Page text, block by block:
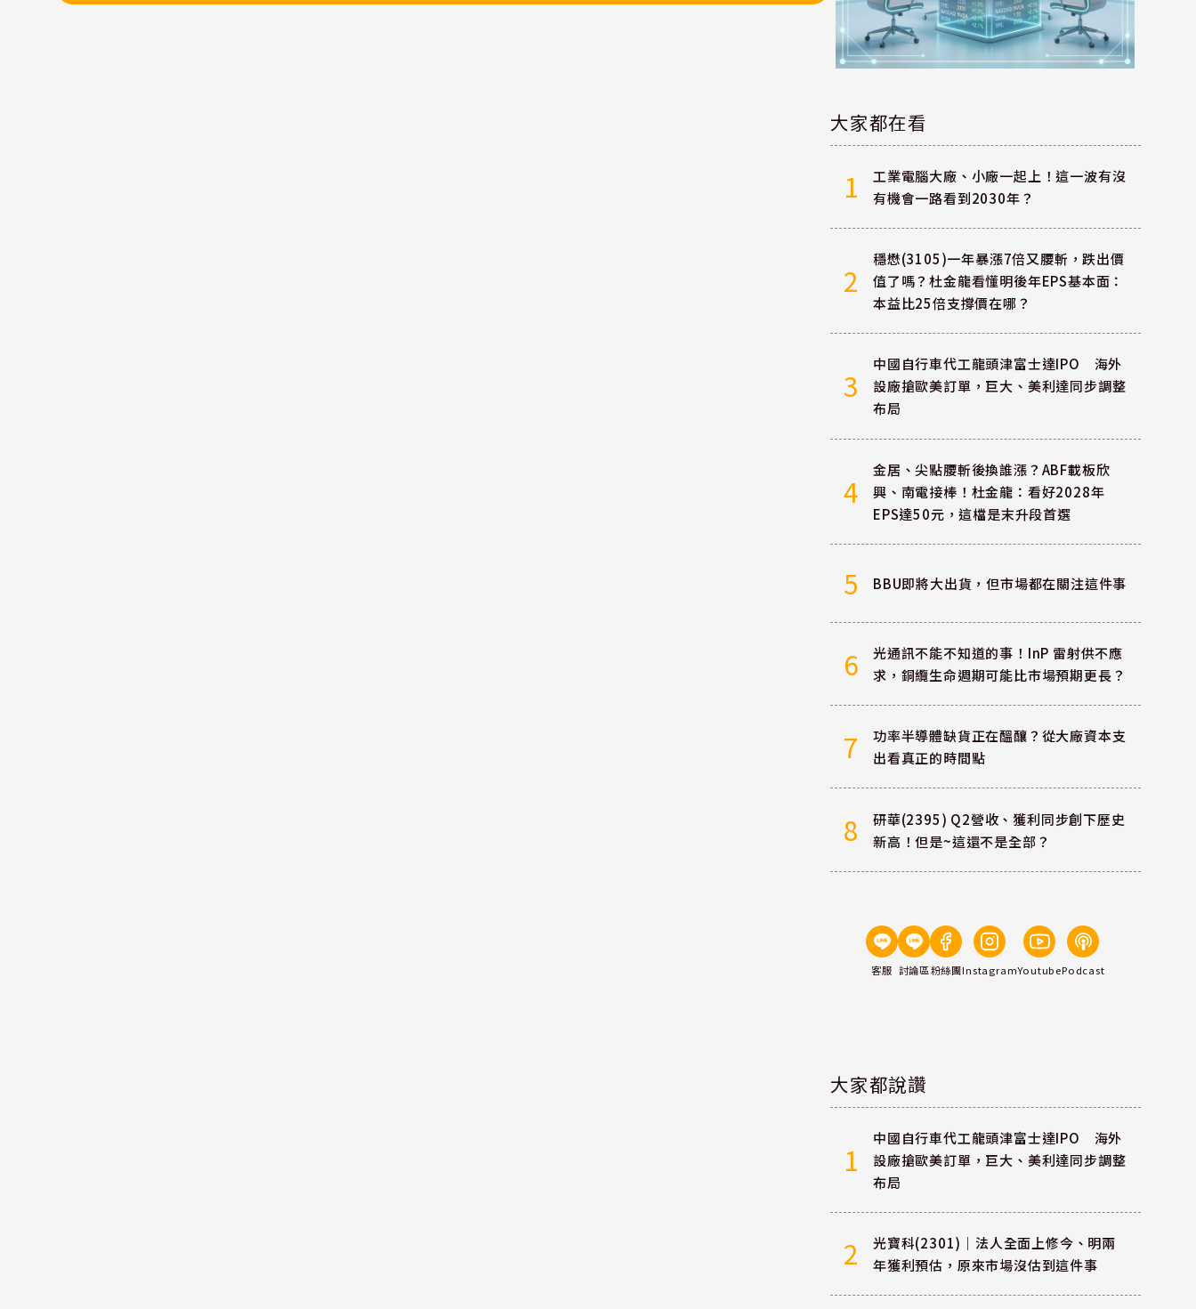
大家都在看
1
工業電腦大廠、小廠一起上！這一波有沒
有機會一路看到2030年？
2
穩懋(3105)一年暴漲7倍又腰斬，跌出價
值了嗎？杜金龍看懂明後年EPS基本面：
本益比25倍支撐價在哪？
3
中國自行車代工龍頭津富士達IPO 海外
設廠搶歐美訂單，巨大、美利達同步調整
布局
4
金居、尖點腰斬後換誰漲？ABF載板欣
興、南電接棒！杜金龍：看好2028年
EPS達50元，這檔是末升段首選
5 BBU即將大出貨，但市場都在關注這件事
6
光通訊不能不知道的事！InP 雷射供不應
求，銅纜生命週期可能比市場預期更長？
7
功率半導體缺貨正在醞釀？從大廠資本支
出看真正的時間點
8
研華(2395) Q2營收、獲利同步創下歷史
新高！但是~這還不是全部？
客服 討論區粉絲團InstagramYoutubePodcast
大家都說讚
1
中國自行車代工龍頭津富士達IPO 海外
設廠搶歐美訂單，巨大、美利達同步調整
布局
2
光寶科(2301)｜法人全面上修今、明兩
年獲利預估，原來市場沒估到這件事